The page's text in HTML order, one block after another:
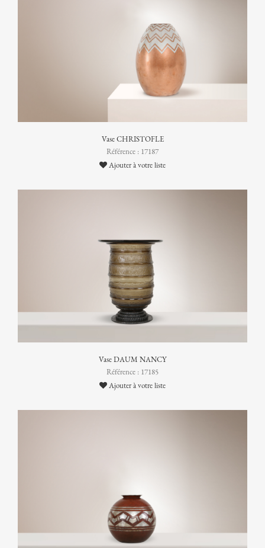
Vase CHRISTOFLE
Référence : 17187
Ajouter à votre liste
Vase DAUM NANCY
Référence : 17185
Ajouter à votre liste